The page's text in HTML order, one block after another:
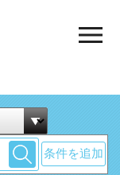
条件を追加